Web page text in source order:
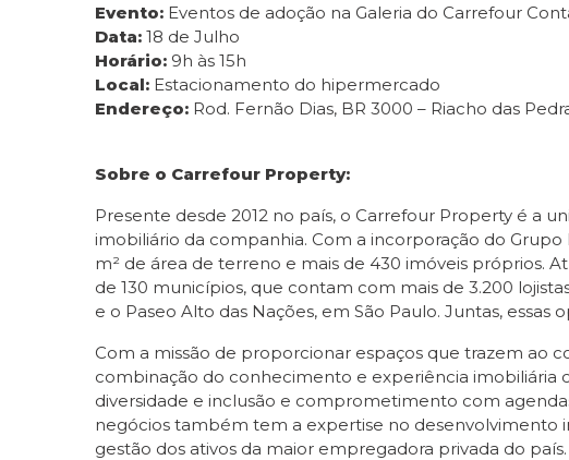
Evento: Eventos de adoção na Galeria do Carrefour
Data: 18 de Julho
Horário: 9h às 15h
Local: Estacionamento do hipermercado
Endereço: Rod. Fernão Dias, BR 3000 – Riacho das
Sobre o Carrefour Property:
Presente desde 2012 no país, o Carrefour Property é a
imobiliário da companhia. Com a incorporação do
m² de área de terreno e mais de 430 imóveis próprios.
de 130 municípios, que contam com mais de 3.200
e o Paseo Alto das Nações, em São Paulo. Juntas,
Com a missão de proporcionar espaços que trazem ao
combinação do conhecimento e experiência imobiliária
diversidade e inclusão e comprometimento com
negócios também tem a expertise no desenvolvimento
gestão dos ativos da maior empregadora privada do país.